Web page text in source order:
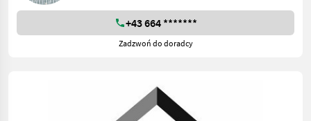
+43 664 *******
Zadzwoń do doradcy